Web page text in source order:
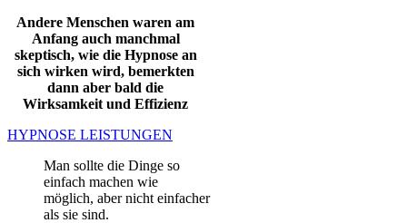
Andere Menschen waren am
Anfang auch manchmal
skeptisch, wie die Hypnose an
sich wirken wird, bemerkten
dann aber bald die
Wirksamkeit und Effizienz
HYPNOSE LEISTUNGEN
Man sollte die Dinge so
einfach machen wie
möglich, aber nicht einfacher
als sie sind.